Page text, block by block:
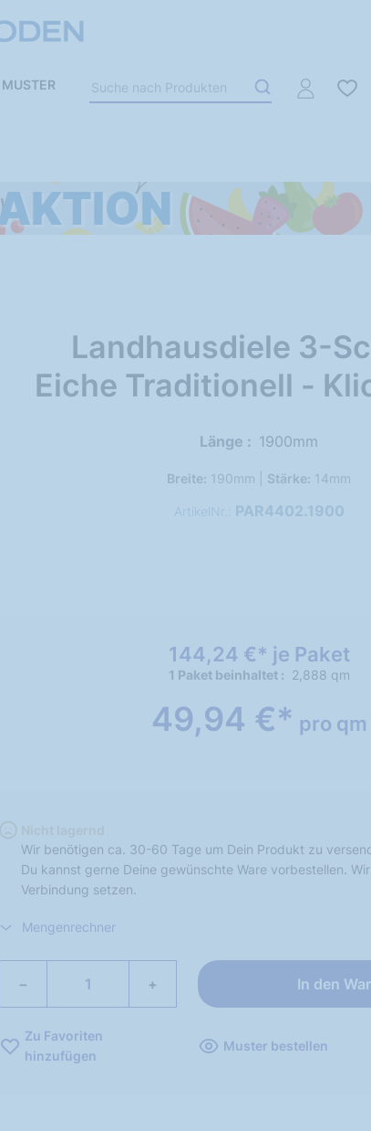
MUSTER
Landhausdiele 3-
Eiche Traditionell -
Länge 1900mm
Breite: 190mm | Stärke: 14mm
ArtikelNr.: PAR4402.1900
144,24 €* je Paket
1 Paket beinhaltet 2,888 qm
49,94 €* pro qm
Wir benötigen ca. 30-60 Tage um Dein Produkt zu
Du kannst gerne Deine gewünschte Ware vorbestellen.
Verbindung setzen.
Mengenrechner
− + In den
Zu Favoriten
hinzufügen
Muster bestellen